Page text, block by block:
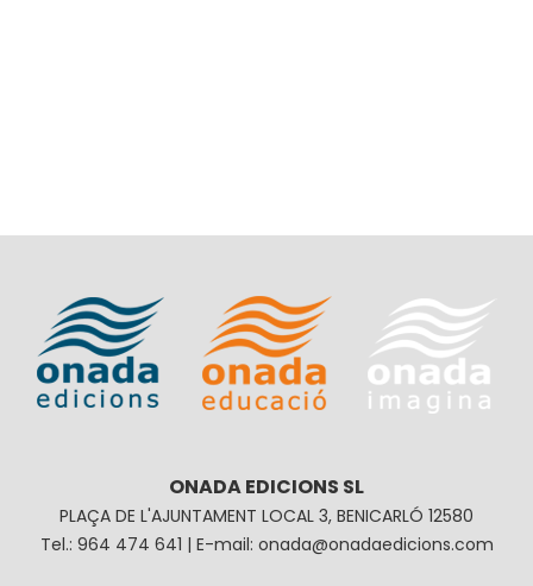
ONADA EDICIONS SL
PLAÇA DE L'AJUNTAMENT LOCAL 3, BENICARLÓ 12580
Tel.: 964 474 641 | E-mail: onada@onadaedicions.com